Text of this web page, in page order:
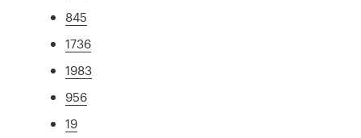
845
1736
1983
956
19